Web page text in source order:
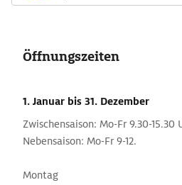
Öffnungszeiten
1. Januar bis 31. Dezember
Zwischensaison: Mo-Fr 9.30-15.30
Nebensaison: Mo-Fr 9-12.
Montag